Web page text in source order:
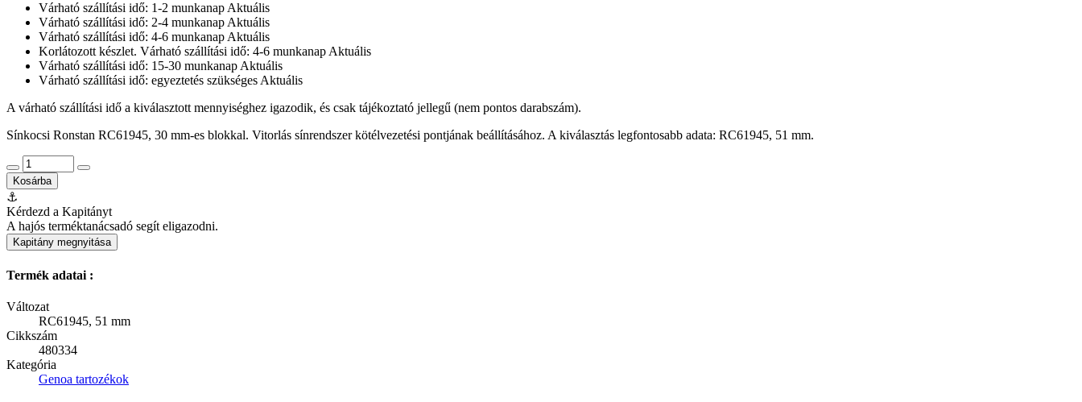
Várható szállítási idő: 1-2 munkanapAktuális
Várható szállítási idő: 2-4 munkanapAktuális
Várható szállítási idő: 4-6 munkanapAktuális
Korlátozott készlet. Várható szállítási idő: 4-6 munkanapAktuális
Várható szállítási idő: 15-30 munkanapAktuális
Várható szállítási idő: egyeztetés szükségesAktuális
A várható szállítási idő a kiválasztott mennyiséghez igazodik, és csak tájékoztató jellegű (nem pontos darabszám).
Sínkocsi Ronstan RC61945, 30 mm-es blokkal. Vitorlás sínrendszer kötélvezetési pontjának beállításához. A kiválasztás legfontosabb adata: RC61945, 51 mm.
Kosárba
⚓
Kérdezd a Kapitányt
A hajós terméktanácsadó segít eligazodni.
Kapitány megnyitása
Termék adatai :
Változat
RC61945, 51 mm
Cikkszám
480334
Kategória
Genoa tartozékok